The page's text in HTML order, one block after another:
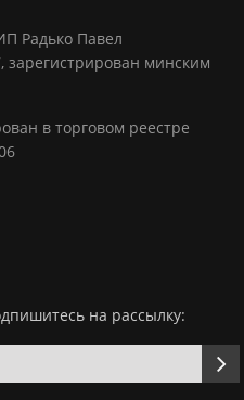
Радько Павел
зарегистрирован минским
в торговом реестре
на рассылку: